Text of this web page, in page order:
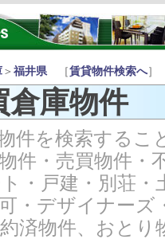
＞ 福井県［賃貸物件検索へ］
倉庫物件
件を検索するこ
件・売買物件・
・戸建・別荘
・デザイナー
済物件、おと